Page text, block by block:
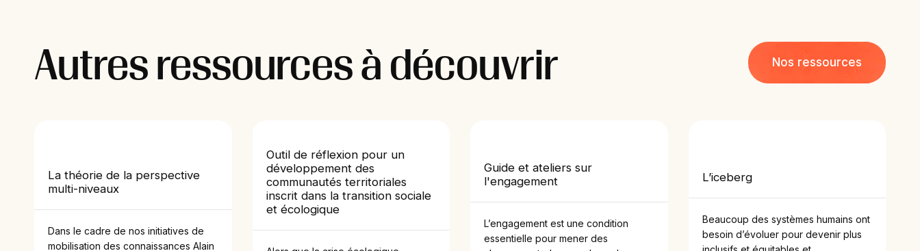
Autres ressources à découvrir Nos ressources
La théorie de la perspective
multi-niveaux
Dans le cadre de nos initiatives de
mobilisation des connaissances Alain
Outil de réflexion pour un
développement des
communautés territoriales
inscrit dans la transition sociale
et écologique
Guide et ateliers sur
l'engagement
L’engagement est une condition
essentielle pour mener des
L’iceberg
Beaucoup des systèmes humains ont
besoin d’évoluer pour devenir plus